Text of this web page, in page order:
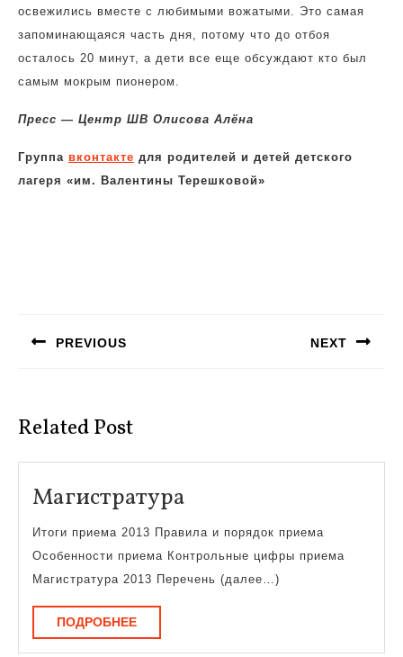
освежились вместе с любимыми вожатыми. Это самая
запоминающаяся часть дня, потому что до отбоя
осталось 20 минут, а дети все еще обсуждают кто был
самым мокрым пионером.
Пресс — Центр ШВ Олисова Алёна
Группа вконтакте для родителей и детей детского
лагеря «им. Валентины Терешковой»
записям
PREVIOUS NEXT
Related Post
Магистратура
Итоги приема 2013 Правила и порядок приема
Особенности приема Контрольные цифры приема
Магистратура 2013 Перечень (далее…)
ПОДРОБНЕЕПОДРОБНЕЕ